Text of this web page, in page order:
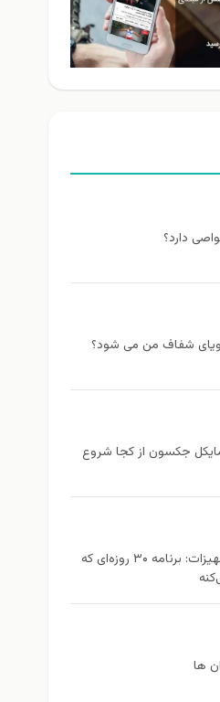
دارد؟
شفاف من می شود؟
جکسون از كجا شروع
تمرین در خانه بدون تجهیزات: برنامه ۳۰ روزه‌ای که